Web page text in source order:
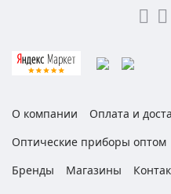
О компании
Оплата и
Оптические приборы оптом
Бренды
Магазины